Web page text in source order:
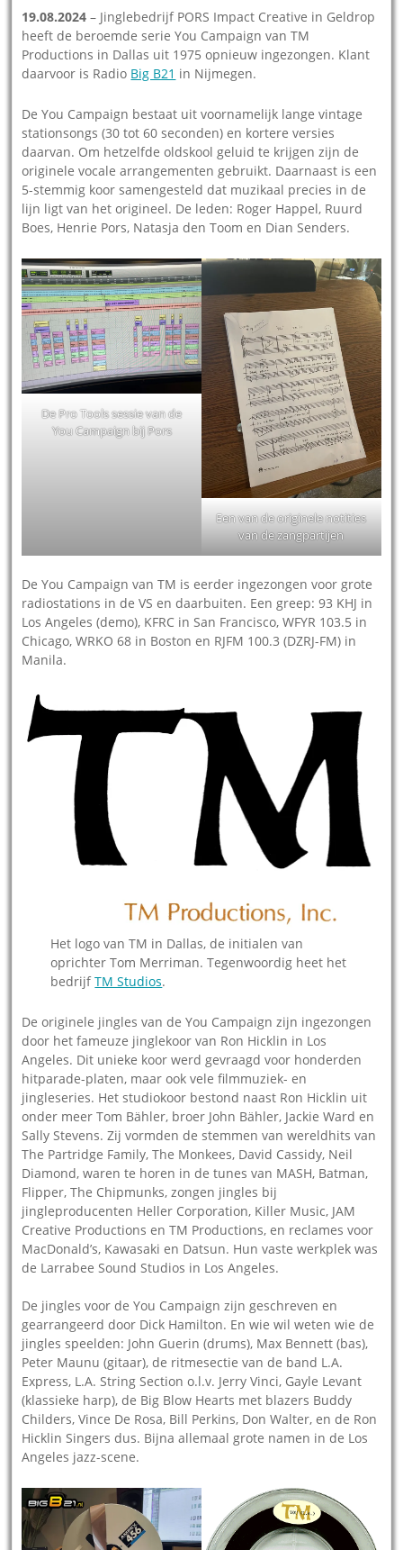
19.08.2024 – Jinglebedrijf PORS Impact Creative in Geldrop
heeft de beroemde serie You Campaign van TM
Productions in Dallas uit 1975 opnieuw ingezongen. Klant
daarvoor is Radio Big B21 in Nijmegen.
De You Campaign bestaat uit voornamelijk lange vintage
stationsongs (30 tot 60 seconden) en kortere versies
daarvan. Om hetzelfde oldskool geluid te krijgen zijn de
originele vocale arrangementen gebruikt. Daarnaast is een
5-stemmig koor samengesteld dat muzikaal precies in de
lijn ligt van het origineel. De leden: Roger Happel, Ruurd
Boes, Henrie Pors, Natasja den Toom en Dian Senders.
De Pro Tools sessie van de
You Campaign bij Pors
Een van de originele notities
van de zangpartijen
De You Campaign van TM is eerder ingezongen voor grote
radiostations in de VS en daarbuiten. Een greep: 93 KHJ in
Los Angeles (demo), KFRC in San Francisco, WFYR 103.5 in
Chicago, WRKO 68 in Boston en RJFM 100.3 (DZRJ-FM) in
Manila.
Het logo van TM in Dallas, de initialen van
oprichter Tom Merriman. Tegenwoordig heet het
bedrijfTM Studios.
De originele jingles van de You Campaign zijn ingezongen
door het fameuze jinglekoor van Ron Hicklin in Los
Angeles. Dit unieke koor werd gevraagd voor honderden
hitparade-platen, maar ook vele filmmuziek- en
jingleseries. Het studiokoor bestond naast Ron Hicklin uit
onder meer Tom Bähler, broer John Bähler, Jackie Ward en
Sally Stevens. Zij vormden de stemmen van wereldhits van
The Partridge Family, The Monkees, David Cassidy, Neil
Diamond, waren te horen in de tunes van MASH, Batman,
Flipper, The Chipmunks, zongen jingles bij
jingleproducenten Heller Corporation, Killer Music, JAM
Creative Productions en TM Productions, en reclames voor
MacDonald’s, Kawasaki en Datsun. Hun vaste werkplek was
de Larrabee Sound Studios in Los Angeles.
De jingles voor de You Campaign zijn geschreven en
gearrangeerd door Dick Hamilton. En wie wil weten wie de
jingles speelden: John Guerin (drums), Max Bennett (bas),
Peter Maunu (gitaar), de ritmesectie van de band L.A.
Express, L.A. String Section o.l.v. Jerry Vinci, Gayle Levant
(klassieke harp), de Big Blow Hearts met blazers Buddy
Childers, Vince De Rosa, Bill Perkins, Don Walter, en de Ron
Hicklin Singers dus. Bijna allemaal grote namen in de Los
Angeles jazz-scene.